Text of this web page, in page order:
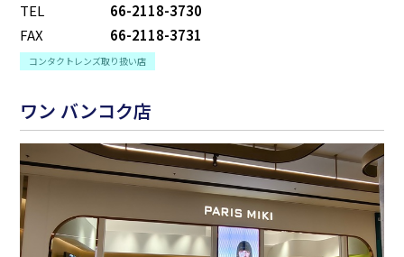
TEL
66-2118-3730
FAX
66-2118-3731
コンタクトレンズ取り扱い店
ワン バンコク店